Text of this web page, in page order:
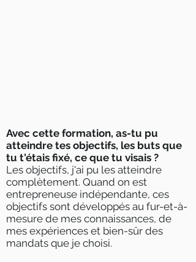
Avec cette formation, as-tu pu
atteindre tes objectifs, les buts que
tu t'étais fixé, ce que tu visais ?
Les objectifs, j'ai pu les atteindre
complètement. Quand on est
entrepreneuse indépendante, ces
objectifs sont développés au fur-et-à-
mesure de mes connaissances, de
mes expériences et bien-sûr des
mandats que je choisi.